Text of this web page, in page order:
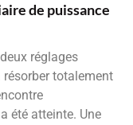
de puissance
réglages
résorber totalement
été atteinte. Une